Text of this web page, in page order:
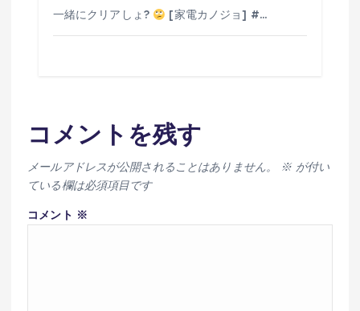
一緒にクリアしょ? [家電カノジョ] #…
コメントを残す
メールアドレスが公開されることはありません。 ※が付い
ている欄は必須項目です
コメント ※